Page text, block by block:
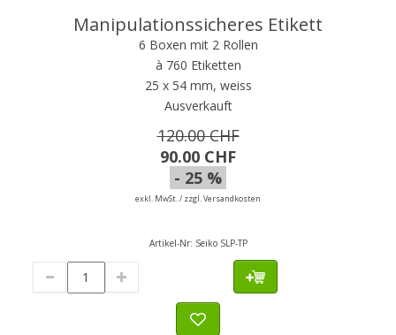
Manipulationssicheres Etikett
6 Boxen mit 2 Rollen
à 760 Etiketten
25 x 54 mm, weiss
Ausverkauft
120.00 CHF
90.00 CHF
- 25 %
exkl. MwSt. / zzgl. Versandkosten
Artikel-Nr: Seiko SLP-TP